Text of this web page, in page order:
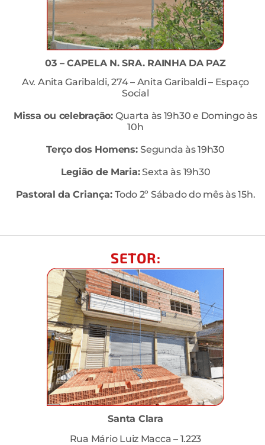
03 – CAPELA N. SRA. RAINHA DA PAZ
Av. Anita Garibaldi, 274 – Anita Garibaldi – Espaço
Social
Missa ou celebração:Quarta às 19h30 e Domingo às
10h
Terço dos Homens:Segunda às 19h30
Legião de Maria:Sexta às 19h30
Pastoral da Criança:Todo 2º Sábado do mês às 15h.
SETOR:
Santa Clara
Rua Mário Luiz Macca – 1.223